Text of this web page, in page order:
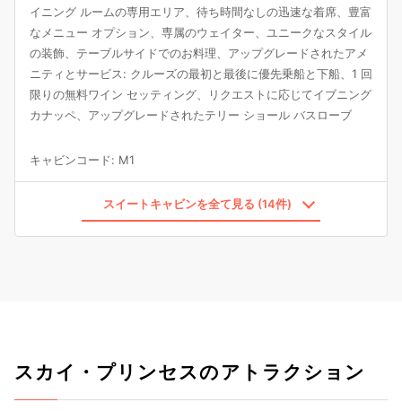
イニング ルームの専用エリア、待ち時間なしの迅速な着席、豊富
なメニュー オプション、専属のウェイター、ユニークなスタイル
の装飾、テーブルサイドでのお料理、アップグレードされたアメ
ニティとサービス: クルーズの最初と最後に優先乗船と下船、1 回
限りの無料ワイン セッティング、リクエストに応じてイブニング
カナッペ、アップグレードされたテリー ショール バスローブ
キャビンコード: M1
スイートキャビンを全て見る (14件)
スカイ・プリンセスのアトラクション